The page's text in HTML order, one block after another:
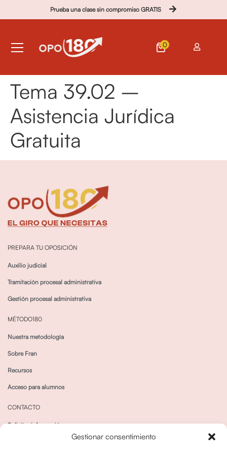
Gestionar consentimiento
Prueba una clase sin compromiso GRATIS
0
Tema 39.02 –
Asistencia Jurídica
Gratuita
PREPARA TU OPOSICIÓN
Auxilio judicial
Tramitación procesal administrativa
Gestión procesal administrativa
MÉTODO180
Nuestra metodología
Sobre Fran
Recursos
Acceso para alumnos
CONTACTO
Solicitar información